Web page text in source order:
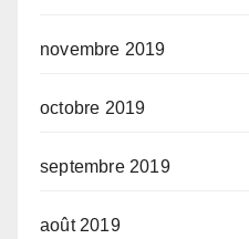
novembre 2019
octobre 2019
septembre 2019
août 2019